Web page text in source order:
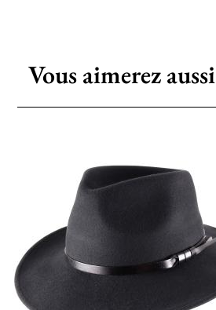
Vous aimerez aussi